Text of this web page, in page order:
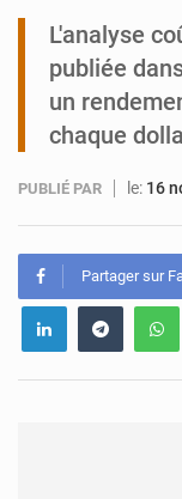
L'analyse
publiée
un
chaque
PUBLIÉ PAR le: 16
Partager sur